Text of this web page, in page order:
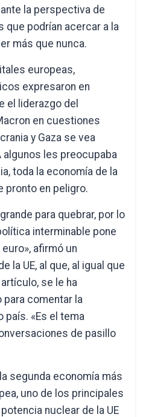
la perspectiva de
que podrían acercar a la
más que nunca.
europeas,
expresaron en
el liderazgo del
en cuestiones
y Gaza se vea
les preocupaba
toda la economía de la
pronto en peligro.
para quebrar, por lo
interminable pone
afirmó un
la UE, al que, al igual que
se le ha
para comentar la
país. «Es el tema
de pasillo
segunda economía más
uno de los principales
nuclear de la UE